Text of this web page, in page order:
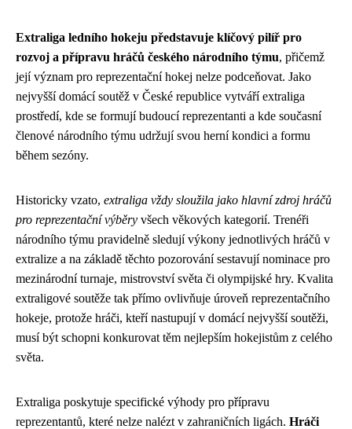
Extraliga ledního hokeju představuje klíčový pilíř pro
rozvoj a přípravu hráčů českého národního týmu, přičemž
její význam pro reprezentační hokej nelze podceňovat. Jako
nejvyšší domácí soutěž v České republice vytváří extraliga
prostředí, kde se formují budoucí reprezentanti a kde současní
členové národního týmu udržují svou herní kondici a formu
během sezóny.
Historicky vzato, extraliga vždy sloužila jako hlavní zdroj hráčů
pro reprezentační výběry všech věkových kategorií. Trenéři
národního týmu pravidelně sledují výkony jednotlivých hráčů v
extralize a na základě těchto pozorování sestavují nominace pro
mezinárodní turnaje, mistrovství světa či olympijské hry. Kvalita
extraligové soutěže tak přímo ovlivňuje úroveň reprezentačního
hokeje, protože hráči, kteří nastupují v domácí nejvyšší soutěži,
musí být schopni konkurovat těm nejlepším hokejistům z celého
světa.
Extraliga poskytuje specifické výhody pro přípravu
reprezentantů, které nelze nalézt v zahraničních ligách. Hráči